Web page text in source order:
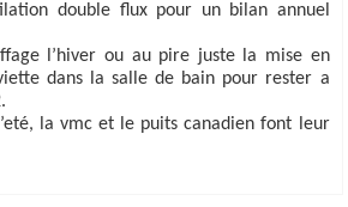
double flux pour un bilan annuel
l’hiver ou au pire juste la mise en
dans la salle de bain pour rester a
la vmc et le puits canadien font leur